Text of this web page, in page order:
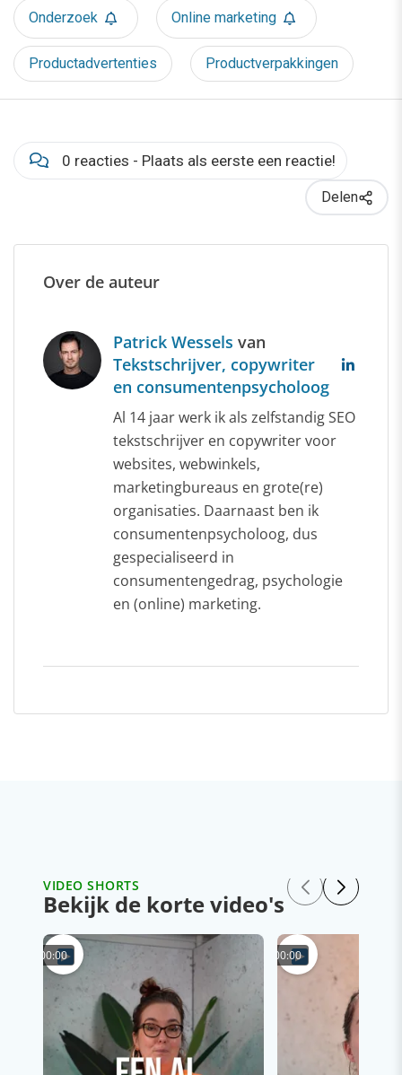
Onderzoek Online marketing
Productadvertenties Productverpakkingen
0 reacties - Plaats als eerste een reactie!
Delen
Over de auteur
Patrick Wessels van
Tekstschrijver, copywriter
en consumentenpsycholoog
Al 14 jaar werk ik als zelfstandig SEO
tekstschrijver en copywriter voor
websites, webwinkels,
marketingbureaus en grote(re)
organisaties. Daarnaast ben ik
consumentenpsycholoog, dus
gespecialiseerd in
consumentengedrag, psychologie
en (online) marketing.
VIDEO SHORTS
Bekijk de korte video's
00:00 00:00